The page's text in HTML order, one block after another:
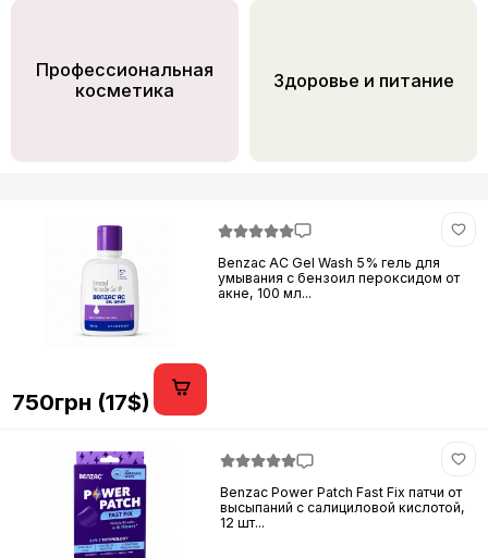
Профессиональная
косметика
Здоровье и питание
Benzac AC Gel Wash 5% гель для
умывания с бензоил пероксидом от
акне, 100 мл...
750грн (17$)
Benzac Power Patch Fast Fix патчи от
высыпаний с салициловой кислотой,
12 шт...